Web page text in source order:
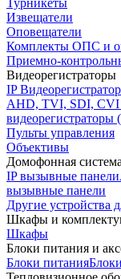
Турникеты
Извещатели
Оповещатели
Комплекты ОПС и
Приемно-
Видеорегистраторы
IP
AHD, TVI, SDI,
видеорегистраторы
Пульты управления
Объективы
Домофонная система
IP вызывные панели
вызывные панели
Другие
Шкафы и
Шкафы
Блоки питания и
Блоки питания